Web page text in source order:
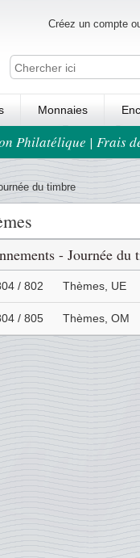
Créez un compte
Monnaies
Philatélique | Frais
du timbre
- Journée du
/ 802 Thèmes, UE
/ 805 Thèmes, OM